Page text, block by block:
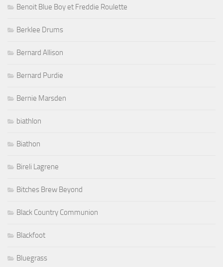
Benoit Blue Boy et Freddie Roulette
Berklee Drums
Bernard Allison
Bernard Purdie
Bernie Marsden
biathlon
Biathon
Bireli Lagrene
Bitches Brew Beyond
Black Country Communion
Blackfoot
Bluegrass